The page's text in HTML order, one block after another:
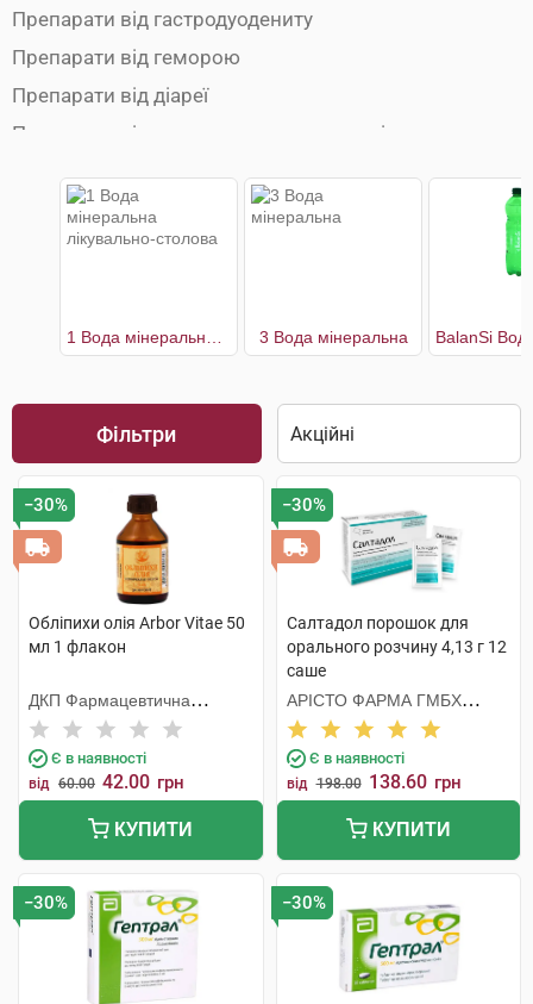
Препарати від гастродуодениту
Препарати від геморою
Препарати від діареї
Препарати від здуття живота та спазмів
Препарати від коліків
Препарати від коліту
Препарати від печії
Препарати гепатопротектори для печінки
Препарати для відновлення мікрофлори
кишківника
Препарати для печінки і жовчного міхура
Препарати для підвищення апетиту
Препарати для підшлункової
Препарати для покращення травлення
Препарати для шлунка
Препарати при гастриті та виразці
Препарати при дисбактеріозі
Препарати при кишковій інфекції
Препарати при панкреатиті
Препарати при хворобі Крона
Проносні препарати (при закрепах)
Протиблювотні препарати
Таблетки від захитування
Ферменти для травлення
3 Вода мінеральна
Фільтри
−30%
Обліпихи олія Arbor Vitae 50
мл 1 флакон
ДКП Фармацевтична
фабрика
Є в наявності
від 60.00 42.00 грн
КУПИТИ
−30%
Салтадол порошок для
орального розчину 4,13 г 12
саше
АРІСТО ФАРМА ГМБХ
НІМЕЧЧИНА
Є в наявності
від 198.00 138.60 грн
КУПИТИ
−30% −30%